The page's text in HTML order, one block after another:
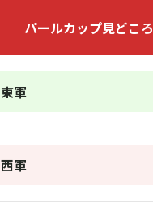
パールカップ見どころ
東軍
西軍